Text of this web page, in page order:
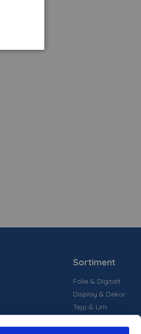
Sortiment
Folie & Digitalt
Display & Dekor
Tejp & Lim